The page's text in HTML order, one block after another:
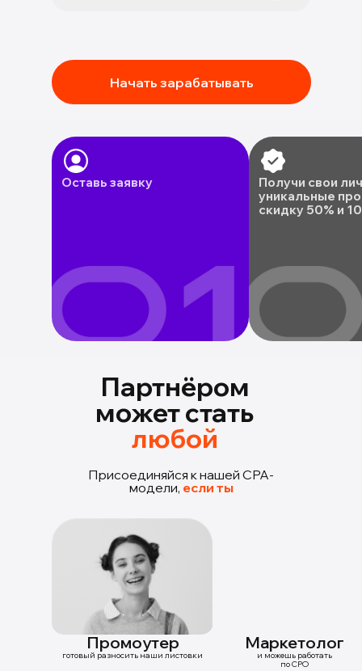
Начать зарабатывать
Оставь заявку
Получи свои
уникальные
скидку 50% и
Партнёром
может стать
любой
Присоединяйся к нашей CPA-
модели, если ты
Промоутер
готовый разносить наши листовки
Маркетолог
и можешь работать
по CPO